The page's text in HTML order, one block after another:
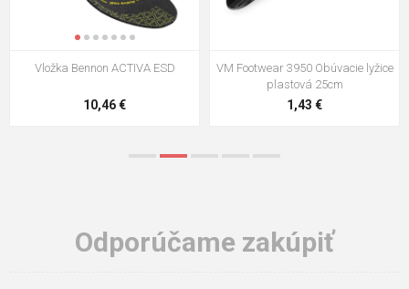
VM Footwear 3009 Vkladacia
5,21 €
VM Footwear 3102 Šnúrky ploché
0,79 €
Odporúčame zakúpiť